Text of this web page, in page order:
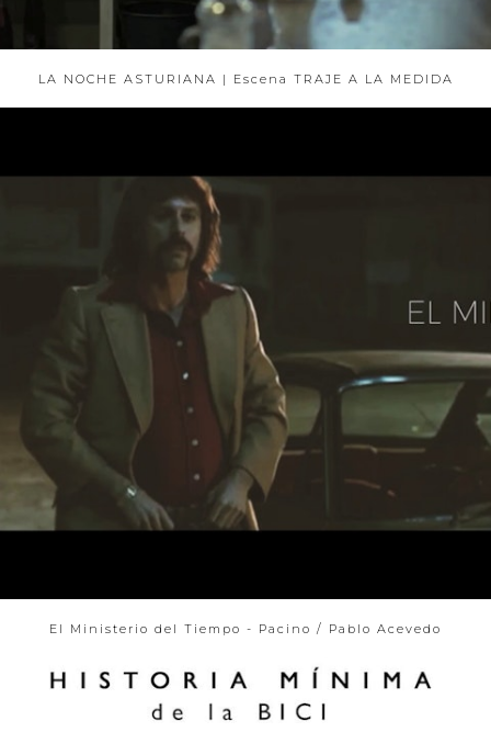
LA NOCHE ASTURIANA | Escena TRAJE A LA MEDIDA
El Ministerio del Tiempo - Pacino / Pablo Acevedo